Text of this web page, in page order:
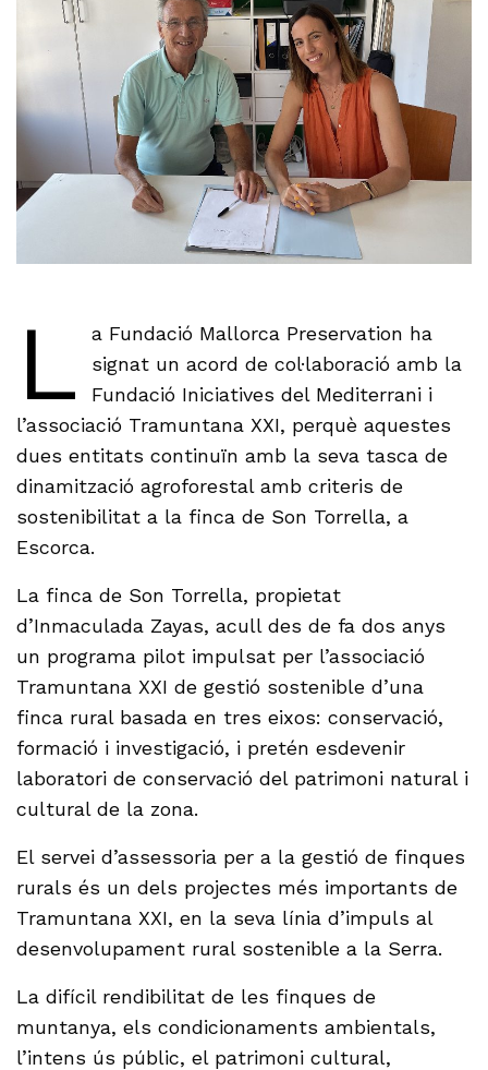
L
a Fundació Mallorca Preservation ha
signat un acord de col·laboració amb la
Fundació Iniciatives del Mediterrani i
l’associació Tramuntana XXI, perquè aquestes
dues entitats continuïn amb la seva tasca de
dinamització agroforestal amb criteris de
sostenibilitat a la finca de Son Torrella, a
Escorca.
La finca de Son Torrella, propietat
d’Inmaculada Zayas, acull des de fa dos anys
un programa pilot impulsat per l’associació
Tramuntana XXI de gestió sostenible d’una
finca rural basada en tres eixos: conservació,
formació i investigació, i pretén esdevenir
laboratori de conservació del patrimoni natural i
cultural de la zona.
El servei d’assessoria per a la gestió de finques
rurals és un dels projectes més importants de
Tramuntana XXI, en la seva línia d’impuls al
desenvolupament rural sostenible a la Serra.
La difícil rendibilitat de les finques de
muntanya, els condicionaments ambientals,
l’intens ús públic, el patrimoni cultural,